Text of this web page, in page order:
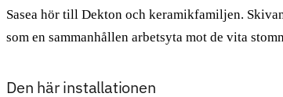
Sasea hör till Dekton och keramikfamiljen.
som en sammanhållen arbetsyta mot de vita
Den här installationen